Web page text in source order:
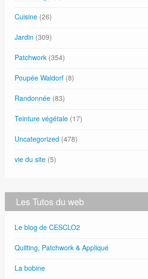
Cuisine (26)
Jardin (309)
Patchwork (354)
Poupée Waldorf (8)
Randonnée (83)
Teinture végétale (17)
Uncategorized (478)
vie du site (5)
Les Tutos du web
Le blog de CESCLO2
Quilting, Patchwork & Appliqué
La bobine